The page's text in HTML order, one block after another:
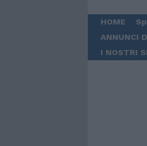
HOME
ANNUNCI
I NOSTRI